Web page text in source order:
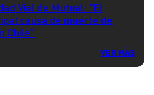
Vial de Mutual: "El
causa de muerte de
Chile"
VER MÁS